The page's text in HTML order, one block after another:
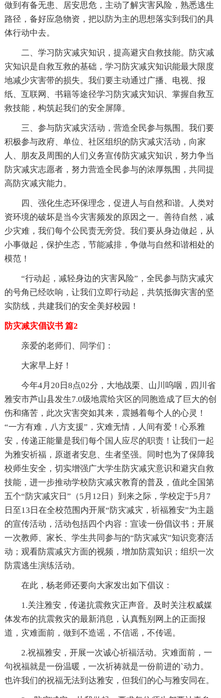
做到有备无患、居安思危，主动了解灾害风险，熟悉逃生
路径，备好应急物资，把以防为主的思想落实到我们的具
体行动中去。
二、学习防灾减灾知识，提高避灾自救技能。防灾减
灾知识是自救互救的基础，学习防灾减灾知识能最大限度
地减少灾害带的损失。我们要主动通过广播、电视、报
纸、互联网、书籍等途径学习防灾减灾知识、掌握自救互
救技能，构筑起我们的安全屏障。
三、参与防灾减灾活动，营造全民参与氛围。我们要
积极参与政府、单位、社区组织的防灾减灾活动，向家
人、朋友及周围的人们义务宣传防灾减灾知识，努力争当
防灾减灾志愿者，努力营造全民参与的浓厚氛围，共同提
高防灾减灾能力。
四、强化生态环保理念，促进人与自然和谐。人类对
资环境的破坏是当今灾害频发的原因之一。善待自然，减
少灾难，我们每个公民责无旁贷。我们要从身边做起，从
小事做起，保护生态，节能减排，争做与自然和谐相处的
模范！
“行动起，减轻身边的灾害风险”，全民参与防灾减灾
的号角已经吹响，让我们立即行动起，共筑抵御灾害的坚
实防线，共建我们的安全美好校园！
防灾减灾倡议书 篇2
亲爱的老师们、同学们：
大家早上好！
今年4月20日8点02分，大地战栗、山川呜咽，四川省
雅安市芦山县发生7.0级地震给灾区的同胞造成了巨大的创
伤和痛苦，此次灾害突如其来，震撼着每个人的心灵！
“一方有难，八方支援”，灾难无情，人间有爱！心系雅
安，传递正能量是我们每个国人应尽的职责！让我们一起
为雅安祈福，原逝者安息、生者坚强。同时也为了保障我
校师生安全，切实增强广大学生防灾减灾意识和避灾自救
技能，进一步推动学校防灾减灾教育的普及，值此全国第
五个“防灾减灾日”（5月12日）到来之际，学校定于5月7
日至13日在全校范围内开展“防灾减灾，祈福雅安”为主题
的宣传活动，活动包括四个内容：宣读一份倡议书；开展
一次教师、家长、学生共同参与的“防灾减灾”知识竞赛活
动；观看防震减灾方面的视频，增加防震知识；组织一次
防震逃生演练活动。
在此，杨老师还要向大家发出如下倡议：
1.关注雅安，传递抗震救灾正声音。及时关注权威媒
体发布的抗震救灾的最新消息，认真甄别网上的正面报
道，灾难面前，做到不造谣，不信谣，不传谣。
2.祝福雅安，开展一次诚心祈福活动。灾难面前，一
句祝福就是一份温暖，一次祈祷就是一份前进的`动力。
也许我们的祝福无法到达雅安，但我们的心与雅安同在。